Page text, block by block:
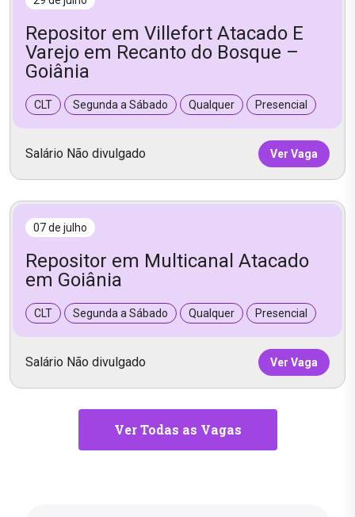
Repositor em Villefort Atacado E
Varejo em Recanto do Bosque –
Goiânia
CLT Segunda a Sábado Qualquer Presencial
Salário Não divulgado Ver Vaga
07 de julho
Repositor em Multicanal Atacado
em Goiânia
CLT Segunda a Sábado Qualquer Presencial
Salário Não divulgado Ver Vaga
Ver Todas as Vagas